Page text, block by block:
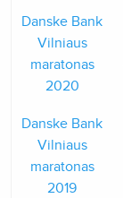
Danske Bank
Vilniaus
maratonas
2020
Danske Bank
Vilniaus
maratonas
2019